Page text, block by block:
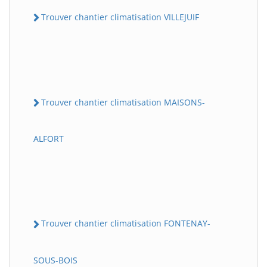
Trouver chantier climatisation VILLEJUIF
Trouver chantier climatisation MAISONS-
ALFORT
Trouver chantier climatisation FONTENAY-
SOUS-BOIS